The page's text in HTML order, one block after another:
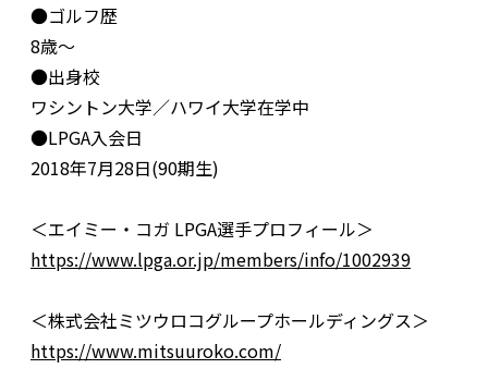
●ゴルフ歴
8歳～
●出身校
ワシントン大学／ハワイ大学在学中
●LPGA入会日
2018年7月28日(90期生)
＜エイミー・コガ LPGA選手プロフィール＞
https://www.lpga.or.jp/members/info/1002939
＜株式会社ミツウロコグループホールディングス＞
https://www.mitsuuroko.com/